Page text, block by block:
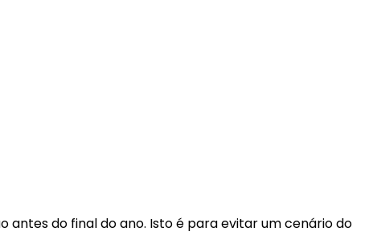
antes do final do ano. Isto é para evitar um cenário do